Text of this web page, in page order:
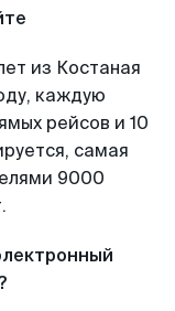
из Костаная
каждую
рейсов и 10
самая
9000